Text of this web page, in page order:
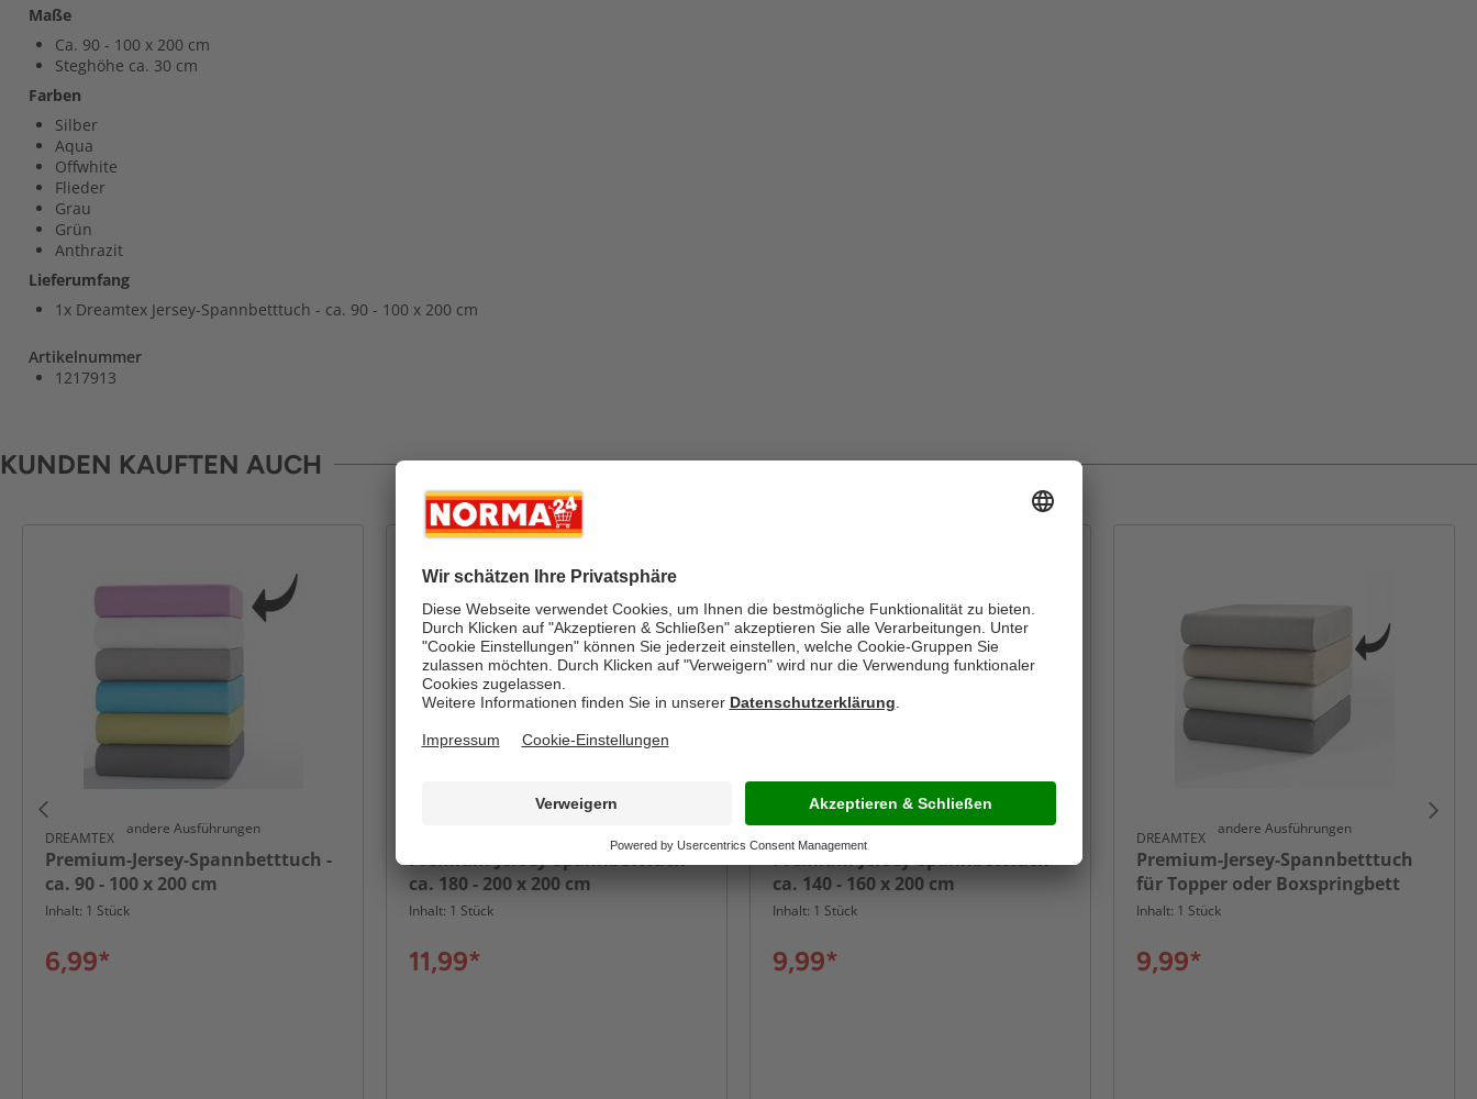
Maße
Ca. 90 - 100 x 200 cm
Steghöhe ca. 30 cm
Farben
Silber
Aqua
Offwhite
Flieder
Grau
Grün
Anthrazit
Lieferumfang
1x Dreamtex Jersey-Spannbetttuch - ca. 90 - 100 x 200 cm
Artikelnummer
1217913
KUNDEN KAUFTEN AUCH
andere Ausführungen
DREAMTEX
Premium-Jersey-Spannbetttuch -
ca. 90 - 100 x 200 cm
Inhalt: 1 Stück
6,99*
Premium-Jersey-Spannbetttuch -
ca. 180 - 200 x 200 cm
Inhalt: 1 Stück
11,99*
andere Ausführungen
DREAMTEX
Premium-Jersey-Spannbetttuch -
ca. 140 - 160 x 200 cm
Inhalt: 1 Stück
9,99*
andere Ausführungen
DREAMTEX
Premium-Jersey-Spannbetttuch
für Topper oder Boxspringbett
Inhalt: 1 Stück
9,99*